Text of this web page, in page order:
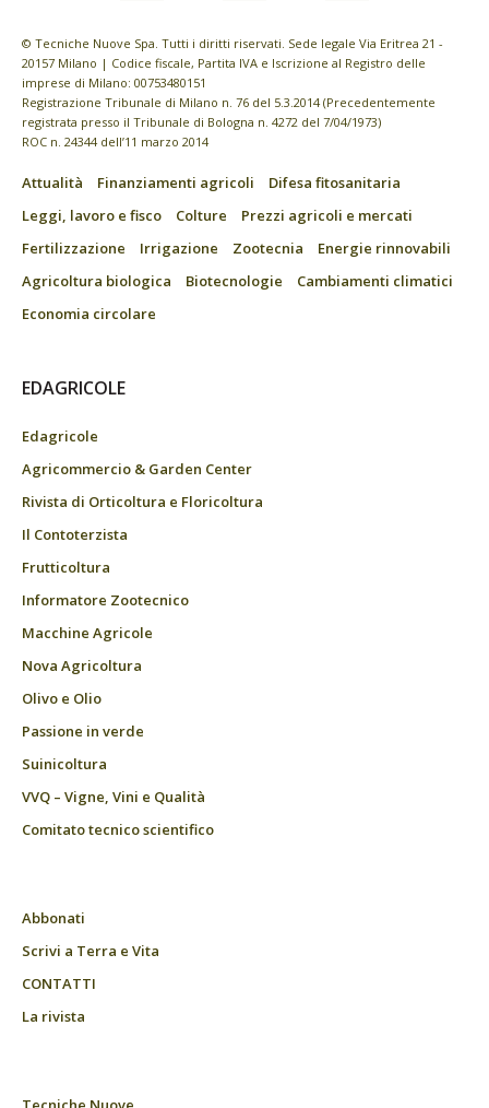
© Tecniche Nuove Spa. Tutti i diritti riservati. Sede legale Via Eritrea 21 -
20157 Milano | Codice fiscale, Partita IVA e Iscrizione al Registro delle
imprese di Milano: 00753480151
Registrazione Tribunale di Milano n. 76 del 5.3.2014 (Precedentemente
registrata presso il Tribunale di Bologna n. 4272 del 7/04/1973)
ROC n. 24344 dell’11 marzo 2014
Attualità Finanziamenti agricoli
Difesa fitosanitaria
Leggi, lavoro e fisco
Colture
Prezzi agricoli e mercati
Fertilizzazione
Irrigazione Zootecnia
Energie rinnovabili
Agricoltura biologica
Biotecnologie
Cambiamenti climatici
Economia circolare
EDAGRICOLE
Edagricole
Agricommercio & Garden Center
Rivista di Orticoltura e Floricoltura
Il Contoterzista
Frutticoltura
Informatore Zootecnico
Macchine Agricole
Nova Agricoltura
Olivo e Olio
Passione in verde
Suinicoltura
VVQ – Vigne, Vini e Qualità
Comitato tecnico scientifico
Abbonati
Scrivi a Terra e Vita
CONTATTI
La rivista